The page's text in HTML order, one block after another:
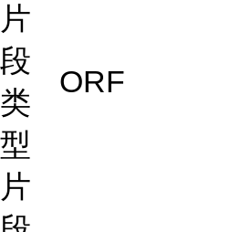
片
段
类
型
ORF
片